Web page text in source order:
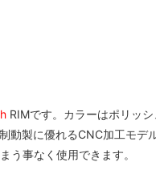
RIMです。カラーはポリッシ
動製に優れるCNC加工モデル
う事なく使用できます。